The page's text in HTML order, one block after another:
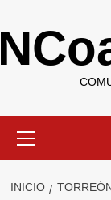
al
contenido
primario
INICIO